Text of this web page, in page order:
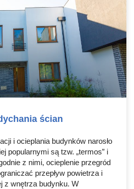
ścian
i ocieplania budynków narosło
popularnymi są tzw. „termos” i
z nimi, ocieplenie przegród
przepływ powietrza i
z wnętrza budynku. W